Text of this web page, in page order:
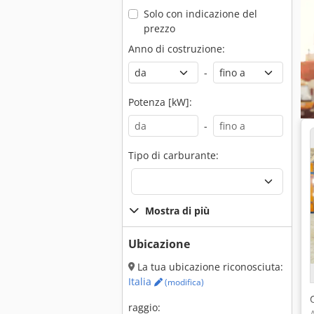
Solo con indicazione del
prezzo
Anno di costruzione:
-
Potenza [kW]:
-
Tipo di carburante:
Mostra di più
Ubicazione
La tua ubicazione riconosciuta:
Italia
(modifica)
raggio: